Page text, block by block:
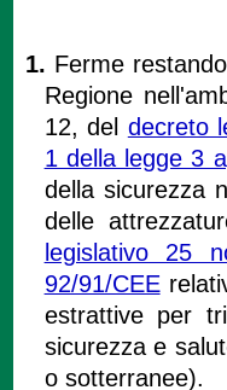
1. Ferme
Regione
12, del decreto
1 della legge 3
della sicurezza
delle
legislativo 25
92/91/CEE
estrattive per
sicurezza e
o sotterranee).